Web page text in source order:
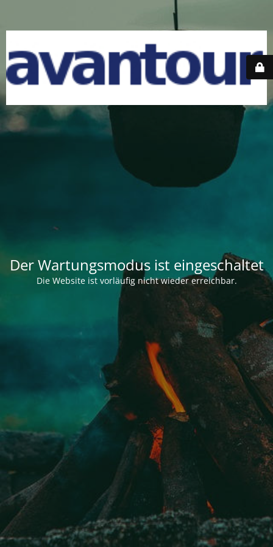
Der Wartungsmodus ist eingeschaltet
Die Website ist vorläufig nicht wieder erreichbar.